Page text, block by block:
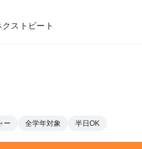
ストビート
ー 全学年対象 半日OK